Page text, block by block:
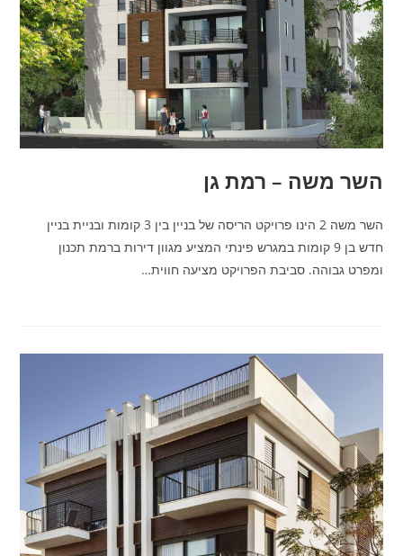
השר משה – רמת גן
השר משה 2 הינו פרויקט הריסה של בניין בין 3 קומות ובניית בניין
חדש בן 9 קומות במגרש פינתי המציע מגוון דירות ברמת תכנון
ומפרט גבוהה. סביבת הפרויקט מציעה חווית…